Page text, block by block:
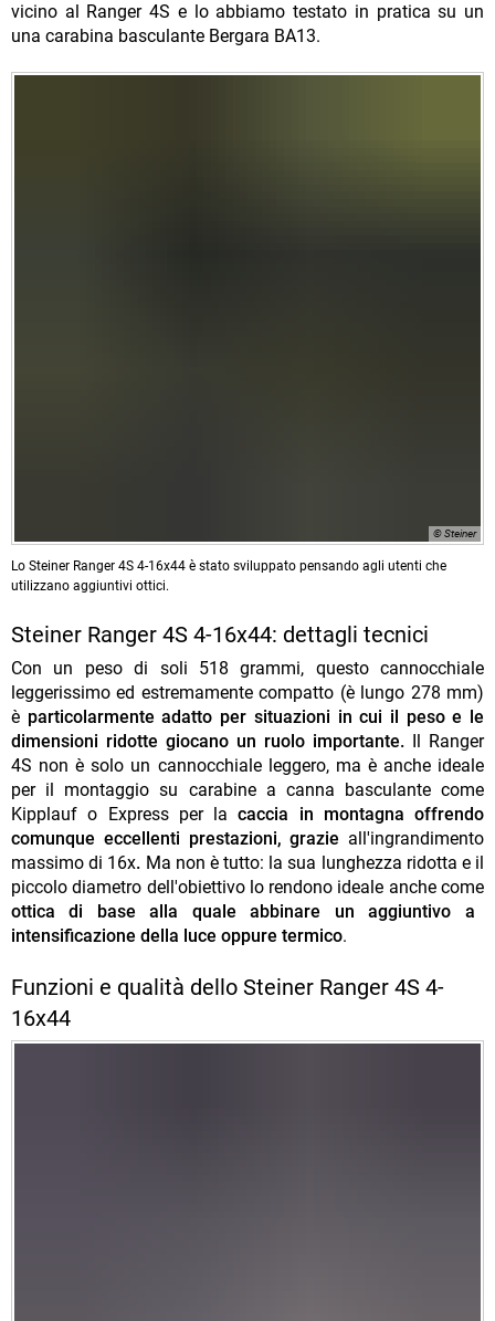
vicino al Ranger 4S e lo abbiamo testato in pratica su un
una carabina basculante Bergara BA13.
© Steiner
Lo Steiner Ranger 4S 4-16x44 è stato sviluppato pensando agli utenti che
utilizzano aggiuntivi ottici.
Steiner Ranger 4S 4-16x44: dettagli tecnici
Con un peso di soli 518 grammi, questo cannocchiale
leggerissimo ed estremamente compatto (è lungo 278 mm)
è particolarmente adatto per situazioni in cui il peso e le
dimensioni ridotte giocano un ruolo importante. Il Ranger
4S non è solo un cannocchiale leggero, ma è anche ideale
per il montaggio su carabine a canna basculante come
Kipplauf o Express per lacaccia in montagna offrendo
comunque eccellenti prestazioni, grazie all'ingrandimento
massimo di 16x. Ma non è tutto: la sua lunghezza ridotta e il
piccolo diametro dell'obiettivo lo rendono ideale anche come
ottica di base alla quale abbinare un aggiuntivo a
intensificazione della luce oppure termico.
Funzioni e qualità dello Steiner Ranger 4S 4-
16x44